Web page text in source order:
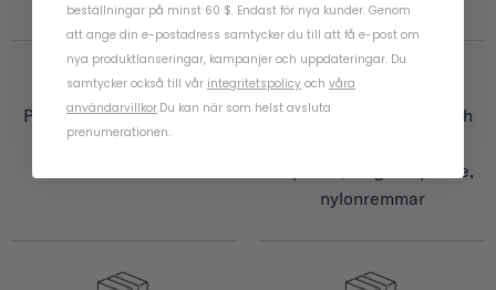
Funktioner
PopLock, magnetspänne,
veganska läderremmar
Funktioner
Magnetisk baklampa och
PopLock, magnetspänne,
nylonremmar
beställningar på minst 60 $. Endast för nya kunder. Genom
att ange din e-postadress samtycker du till att få e-post om
nya produktlanseringar, kampanjer och uppdateringar. Du
samtycker också till vår integritetspolicy och våra
användarvillkor.Du kan när som helst avsluta
prenumerationen.